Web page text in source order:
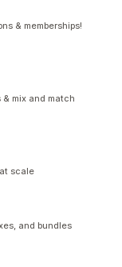
& memberships!
mix and match
scale
and bundles